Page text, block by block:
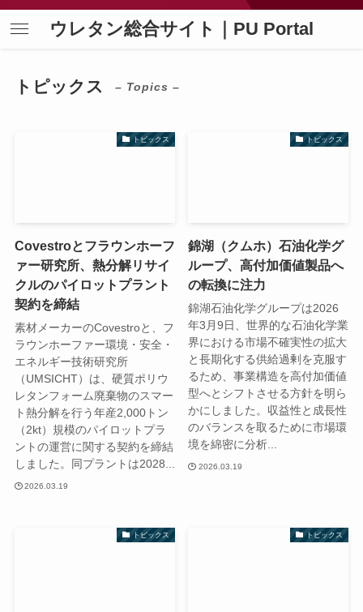
ウレタン総合サイト｜PU Portal
トピックス – Topics –
トピックス
Covestroとフラウンホーフ
ァー研究所、熱分解リサイ
クルのパイロットプラント
契約を締結
素材メーカーのCovestroと、フ
ラウンホーファー環境・安全・
エネルギー技術研究所
（UMSICHT）は、硬質ポリウ
レタンフォーム廃棄物のスマー
ト熱分解を行う年産2,000トン
（2kt）規模のパイロットプラ
ントの運営に関する契約を締結
しました。同プラントは2028...
2026.03.19
トピックス
錦湖（クムホ）石油化学グ
ループ、高付加価値製品へ
の転換に注力
錦湖石油化学グループは2026
年3月9日、世界的な石油化学業
界における市場不確実性の拡大
と長期化する供給過剰を克服す
るため、事業構造を高付加価値
型へとシフトさせる方針を明ら
かにしました。収益性と成長性
のバランスを取るために市場環
境を綿密に分析...
2026.03.19
トピックス トピックス